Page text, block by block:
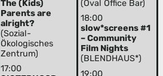
The (Kids)
Parents are
alright?
(Sozial-
Ökologisches
Zentrum)
17:00
(Oval Office Bar)
18:00
slow*screens #1
– Community
Film Nights
(BLENDHAUS*)
19:00